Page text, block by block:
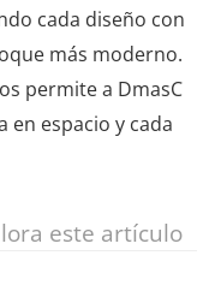
cada diseño con
más moderno.
permite a DmasC
espacio y cada
este artículo